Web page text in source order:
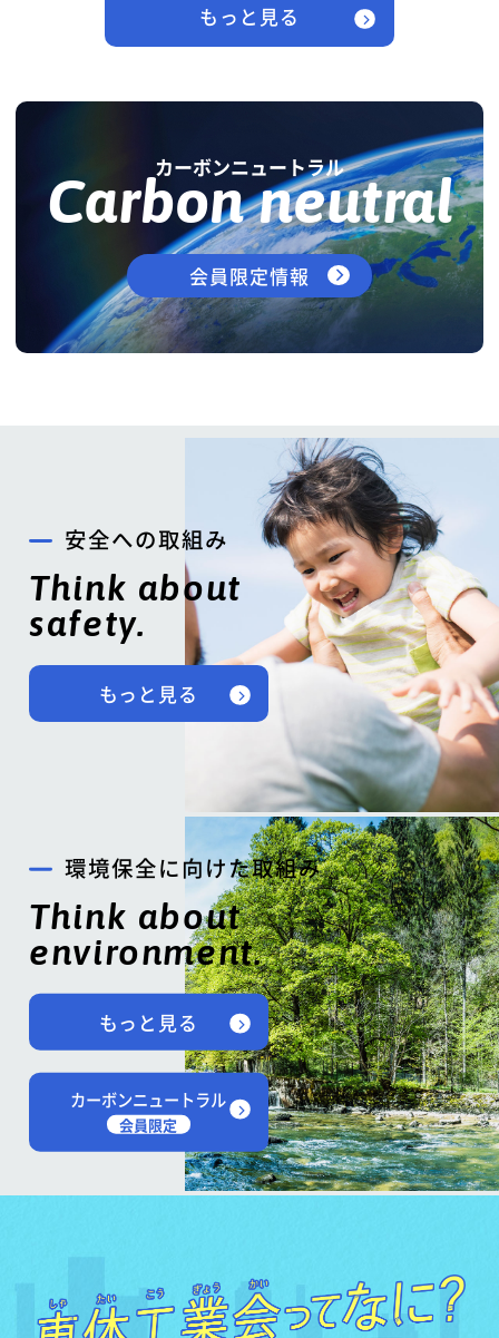
もっと見る
カーボンニュートラル
Carbon neutral
会員限定情報
安全への取組み
Think about
safety.
もっと見る
環境保全に向けた取組み
Think about
environment.
もっと見る
カーボンニュートラル
会員限定